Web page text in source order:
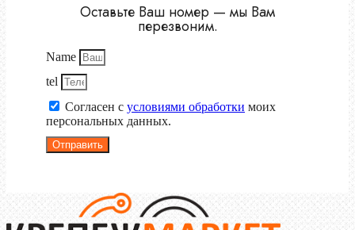
Оставьте Ваш номер — мы Вам
перезвоним.
Name
tel
Согласен с условиями обработки моих
персональных данных.
Отправить